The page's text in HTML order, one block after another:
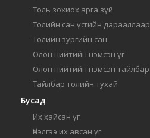
Толь зохиох арга зүй
Толийн сан үсгийн дарааллаар
Толийн зургийн сан
Олон нийтийн нэмсэн үг
Олон нийтийн нэмсэн тайлбар
Тайлбар толийн тухай
Бусад
Их хайсан үг
Үнэлгээ их авсан үг